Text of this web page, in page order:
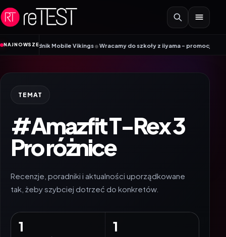
Przejdź do treści
NAJNOWSZEMobile Vikings•Wracamy do szkoły z iiyama – promocja Back to
TEMAT
#Amazfit T-Rex 3
Pro różnice
Recenzje, poradniki i aktualności uporządkowane
tak, żeby szybciej dotrzeć do konkretów.
1 1